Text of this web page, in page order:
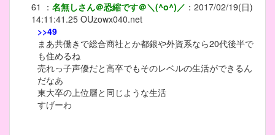
61 ： 名無しさん＠恐縮です＠＼(^o^)／ ： 2017/02/19(日)
14:11:41.25 OUzowx040.net
>>49
まあ共働きで総合商社とか都銀や外資系なら20代後半で
も住めるね
売れっ子声優だと高卒でもそのレベルの生活ができるん
だなあ
東大卒の上位層と同じような生活
すげーわ